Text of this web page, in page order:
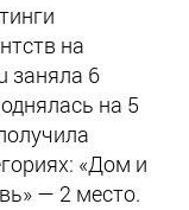
на
заняла 6
на 5
«Дом и
— 2 место.